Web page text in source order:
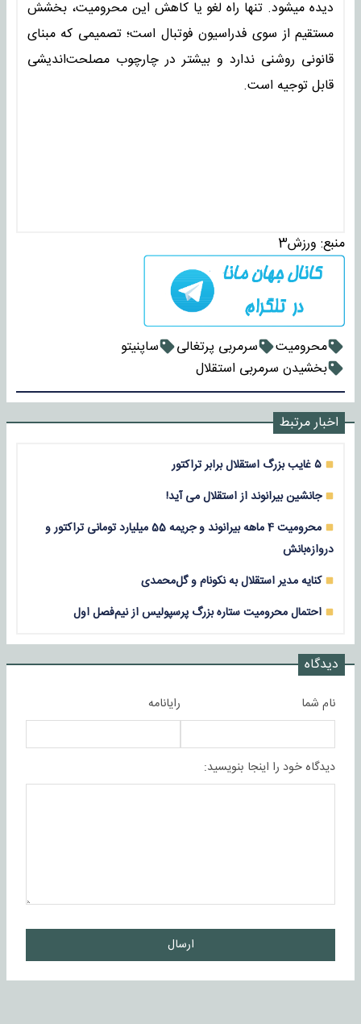
دیده میشود. تنها راه لغو یا کاهش این محرومیت، بخشش
مستقیم از سوی فدراسیون فوتبال است؛ تصمیمی که مبنای
قانونی روشنی ندارد و بیشتر در چارچوب مصلحت‌اندیشی
قابل توجیه است.
منبع: ورزش3
محرومیت سرمربی پرتغالی
ساپنیتو
بخشیدن سرمربی استقلال
اخبار مرتبط
۵ غایب بزرگ استقلال برابر تراکتور
جانشین بیرانوند از استقلال می آید!
محرومیت 4 ماهه بیرانوند و جریمه 55 میلیارد تومانی تراکتور و
دروازه‌بانش
کنایه مدیر استقلال به نکونام و گل‌محمدی
احتمال محرومیت ستاره بزرگ پرسپولیس از نیم‌فصل اول
دیدگاه
نام شما رایانامه
دیدگاه خود را اینجا بنویسید:
ارسال